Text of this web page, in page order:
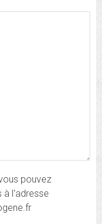
pouvez
à l'adresse